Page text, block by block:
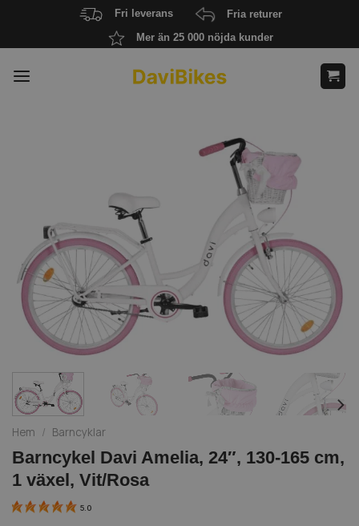
content
Fri leverans
Fria returer
Mer än 25 000 nöjda kunder
Hem / Barncyklar
Barncykel Davi Amelia, 24″, 130-165 cm,
1 växel, Vit/Rosa
5.0